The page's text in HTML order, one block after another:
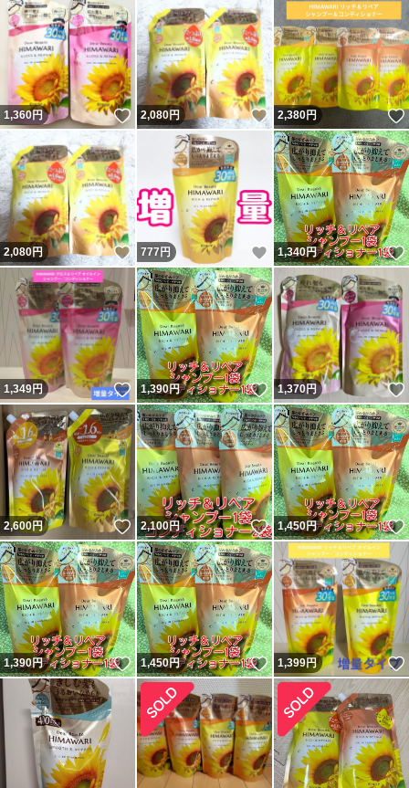
1,360円 いいね！
2,080円 いいね！
2,380円
2,080円 いいね！
777 円 いいね！
1,340円
1,349円 いいね！
1,390円 いいね！
1,370円
2,600円 いいね！
2,100円 いいね！
1,450円
1,390円 いいね！
1,450円 いいね！
1,399円